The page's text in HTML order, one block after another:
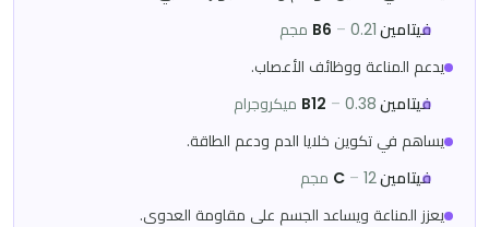
فيتامين B6
– 0.21 مجم
يدعم المناعة ووظائف الأعصاب.
فيتامين B12
– 0.38 ميكروجرام
يساهم في تكوين خلايا الدم ودعم الطاقة.
فيتامين C
– 12 مجم
يعزز المناعة ويساعد الجسم على مقاومة العدوى.